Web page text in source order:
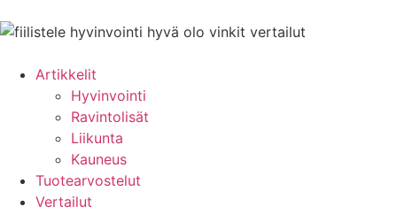
Artikkelit
Hyvinvointi
Ravintolisät
Liikunta
Kauneus
Tuotearvostelut
Vertailut